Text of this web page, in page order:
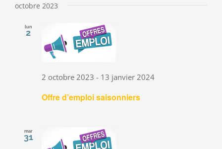
octobre 2023
lun
2
Offre d’emploi saisonniers
2 octobre 2023 - 13 janvier 2024
mar
31